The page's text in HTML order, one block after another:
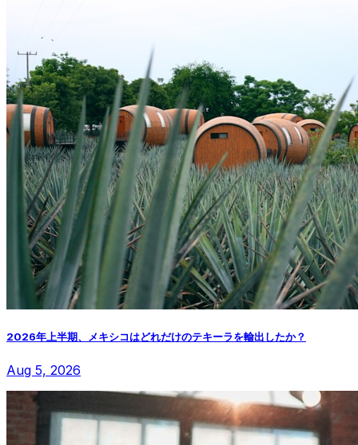
2026年上半期、メキシコはどれだけのテキーラを輸出したか？
Aug 5, 2026